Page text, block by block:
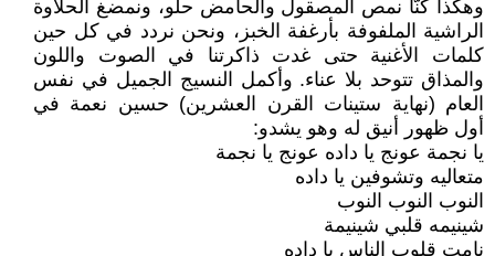
وهكذا كنّا نمص المصقول والحامض حلو، ونمضغ الحلاوة
الراشية الملفوفة بأرغفة الخبز، ونحن نردد في كل حين
كلمات الأغنية حتى غدت ذاكرتنا في الصوت واللون
والمذاق تتوحد بلا عناء. وأكمل النسيج الجميل في نفس
العام (نهاية ستينات القرن العشرين) حسين نعمة في
أول ظهور أنيق له وهو يشدو:
يا نجمة عونج يا داده عونج يا نجمة
متعاليه وتشوفين يا داده
النوب النوب النوب
شينيمه قلبي شينيمة
نامت قلوب الناس يا داده